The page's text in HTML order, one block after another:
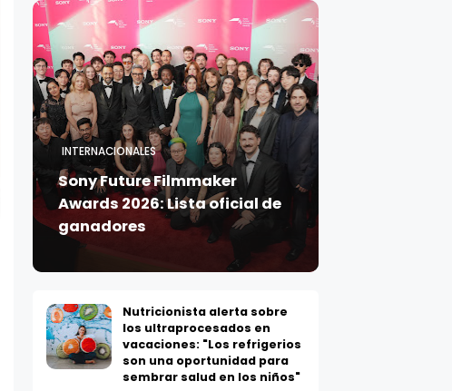
INTERNACIONALES
Sony Future Filmmaker
Awards 2026: Lista oficial de
ganadores
Nutricionista alerta sobre
los ultraprocesados en
vacaciones: "Los refrigerios
son una oportunidad para
sembrar salud en los niños"